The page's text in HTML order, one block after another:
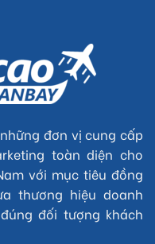
đơn vị cung cấp
toàn diện cho
với mục tiêu đồng
thương hiệu doanh
đối tượng khách